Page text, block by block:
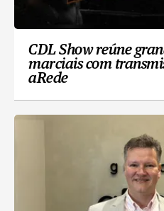
CDL Show reúne
marciais com
aRede